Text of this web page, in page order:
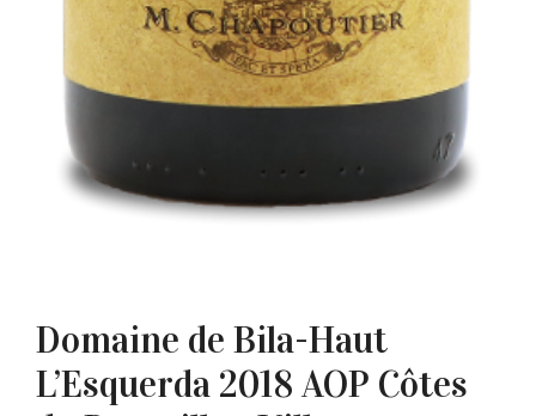
Domaine de Bila-Haut
L’Esquerda 2018 AOP Côtes